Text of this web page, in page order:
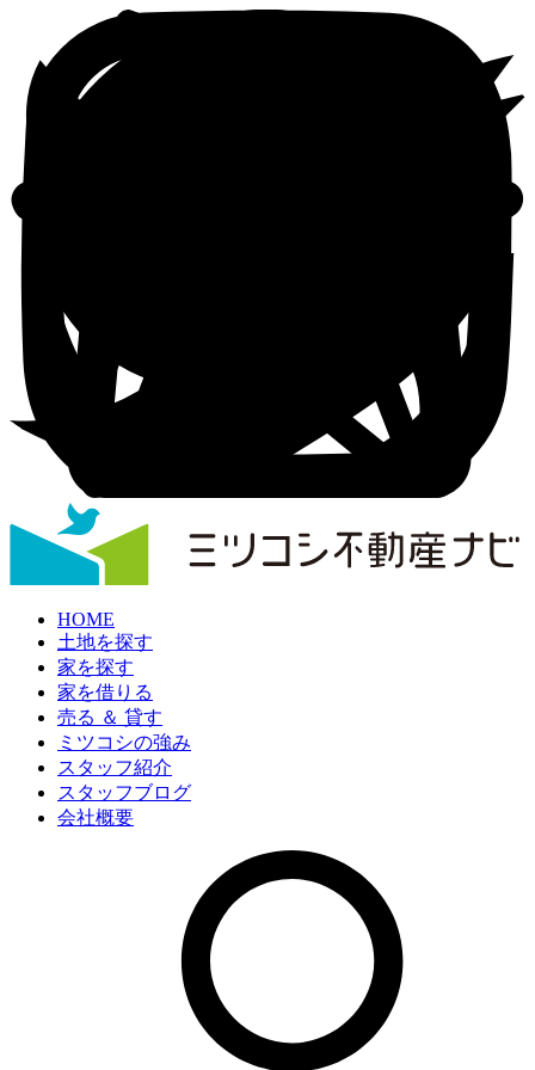
HOME
土地を探す
家を探す
家を借りる
売る ＆ 貸す
ミツコシの強み
スタッフ紹介
スタッフブログ
会社概要